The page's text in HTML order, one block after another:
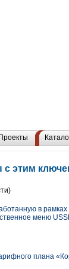
Проекты
с этим
в
меню
плана